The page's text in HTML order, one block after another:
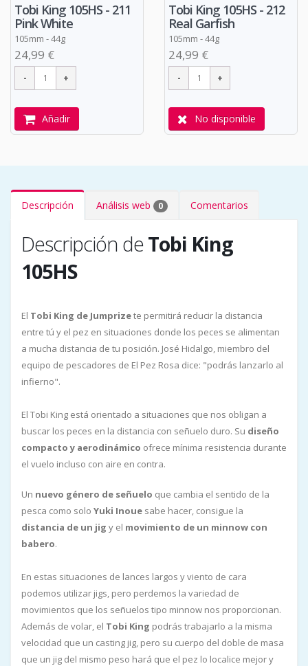
Tobi King 105HS - 211
Pink White
105mm - 44g
24,99 €
Añadir
Tobi King 105HS - 212
Real Garfish
105mm - 44g
24,99 €
No disponible
Descripción Análisis web 0 Comentarios
Descripción deTobi King
105HS
El Tobi King de Jumprizete permitirá reducir la distancia
entre tú y el pez en situaciones donde los peces se alimentan
a mucha distancia de tu posición. José Hidalgo, miembro del
equipo de pescadores de El Pez Rosa dice: "podrás lanzarlo al
infierno".
El Tobi King está orientado a situaciones que nos obligan a
buscar los peces en la distancia con señuelo duro. Su diseño
compacto y aerodinámico ofrece mínima resistencia durante
el vuelo incluso con aire en contra.
Un nuevo género de señuelo que cambia el sentido de la
pesca como solo Yuki Inoue sabe hacer, consigue la
distancia de un jig y el movimiento de un minnow con
babero.
En estas situaciones de lances largos y viento de cara
podemos utilizar jigs, pero perdemos la variedad de
movimientos que los señuelos tipo minnow nos proporcionan.
Además de volar, el Tobi King podrás trabajarlo a la misma
velocidad que un casting jig, pero su cuerpo del doble de masa
que un jig del mismo peso hará que el pez lo localice mejor y